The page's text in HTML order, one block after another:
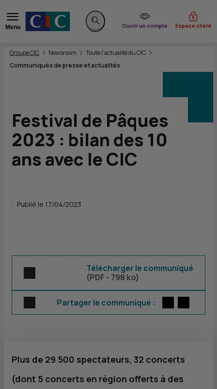
Menu
Rechercher sur le site
Ouvrir un compte
du CIC Espace client
Vous êtes ici:
Groupe CIC Newsroom
Toute l'actualité du CIC
Communiqués de presse et actualités
Festival de Pâques
2023 : bilan des 10
ans avec le CIC
Publié le 17/04/2023
Télécharger le communiqué
(PDF - 798 ko)
Partager le communiqué :
Plus de 29 500 spectateurs, 32 concerts
(dont 5 concerts en région offerts à des